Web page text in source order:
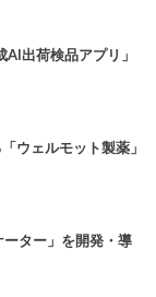
出荷検品アプリ」
ウェルモット製薬」
ター」を開発・導